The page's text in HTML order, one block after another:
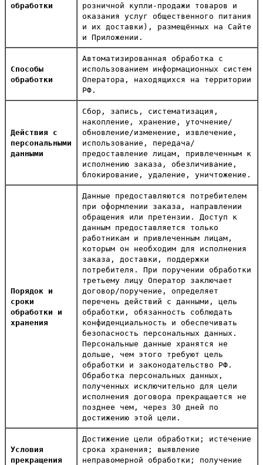
обработки
розничной купли-продажи товаров и
оказания услуг общественного питания
и их доставки), размещённых на Сайте
и Приложении.
Способы
обработки
Автоматизированная обработка с
использованием информационных систем
Оператора, находящихся на территории
РФ.
Действия с
персональными
данными
Сбор, запись, систематизация,
накопление, хранение, уточнение/
обновление/изменение, извлечение,
использование, передача/
предоставление лицам, привлеченным к
исполнению заказа, обезличивание,
блокирование, удаление, уничтожение.
Порядок и
сроки
обработки и
хранения
Данные предоставляются потребителем
при оформлении заказа, направлении
обращения или претензии. Доступ к
данным предоставляется только
работникам и привлеченным лицам,
которым он необходим для исполнения
заказа, доставки, поддержки
потребителя. При поручении обработки
третьему лицу Оператор заключает
договор/поручение, определяет
перечень действий с данными, цель
обработки, обязанность соблюдать
конфиденциальность и обеспечивать
безопасность персональных данных.
Персональные данные хранятся не
дольше, чем этого требуют цель
обработки и законодательство РФ.
Обработка персональных данных,
полученных исключительно для цели
исполнения договора прекращается не
позднее чем, через 30 дней по
достижению этой цели.
Условия
прекращения
Достижение цели обработки; истечение
срока хранения; выявление
неправомерной обработки; получение